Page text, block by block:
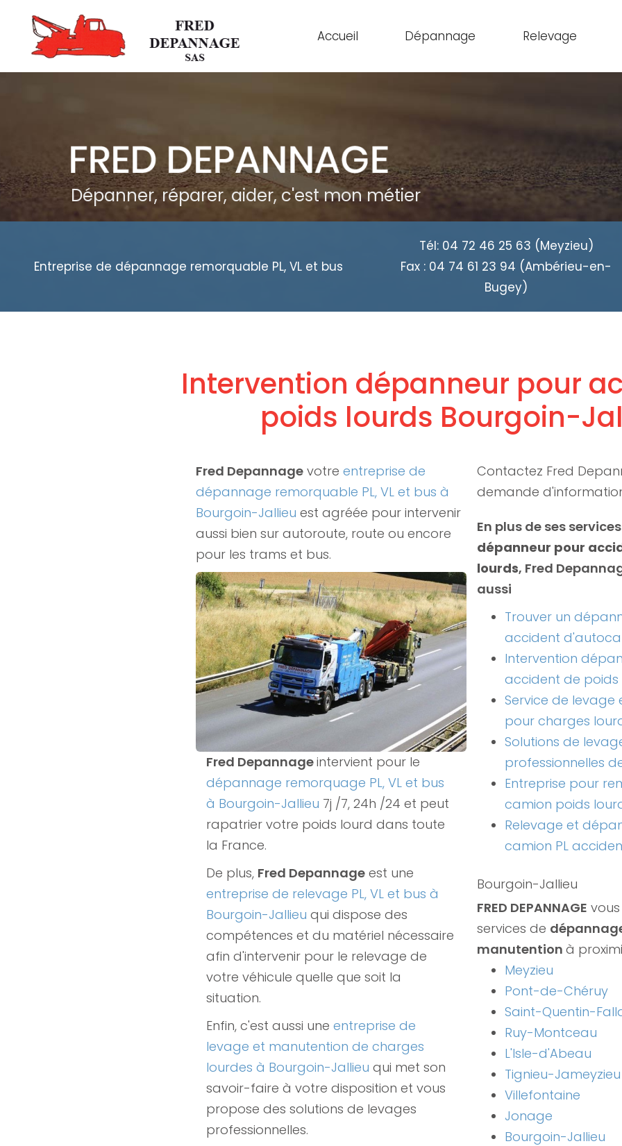
Accueil Dépannage Relevage
Dépanner, réparer, aider, c'est mon métier
Entreprise de dépannage remorquable PL, VL et bus
Tél: 04 72 46 25 63 (Meyzieu)
Fax : 04 74 61 23 94 (Ambérieu-en-
Bugey)
Intervention dépanneur pour
poids lourds Bourgoin-
Fred Depannage votre entreprise de
dépannage remorquable PL, VL et bus à
Bourgoin-Jallieu est agréée pour intervenir
aussi bien sur autoroute, route ou encore
pour les trams et bus.
Fred Depannageintervient pour le
dépannage remorquage PL, VL et bus
à Bourgoin-Jallieu 7j /7, 24h /24 et peut
rapatrier votre poids lourd dans toute
la France.
De plus, Fred Depannage est une
entreprise de relevage PL, VL et bus à
Bourgoin-Jallieu qui dispose des
compétences et du matériel nécessaire
afin d'intervenir pour le relevage de
votre véhicule quelle que soit la
situation.
Enfin, c'est aussi une entreprise de
levage et manutention de charges
lourdes à Bourgoin-Jallieu qui met son
savoir-faire à votre disposition et vous
propose des solutions de levages
professionnelles.
Contactez Fred
demande
En plus de ses
dépanneur pour
lourds, Fred
aussi
Trouver un
accident
Intervention
accident de poids
Service de
pour charges
Solutions de
professionnelles
Entreprise pour
camion poids
Relevage et
camion PL
Bourgoin-Jallieu
FRED DEPANNAGE
services de
manutention à
Meyzieu
Pont-de-Chéruy
Saint-Quentin-
Ruy-Montceau
L'Isle-d'Abeau
Tignieu-Jameyzieu
Villefontaine
Jonage
Bourgoin-Jallieu